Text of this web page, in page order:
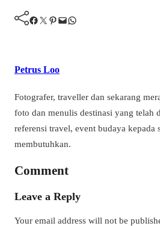
Facebook Twitter Pinterest Mail WhatsApp
Petrus Loo
Fotografer, traveller dan sekarang
foto dan menulis destinasi yang telah
referensi travel, event budaya kepada
membutuhkan.
Comment
Leave a Reply
Your email address will not be